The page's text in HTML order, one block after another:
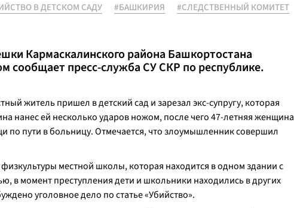
В ДЕТСКОМ САДУ #БАШКИРИЯ #СЛЕДСТВЕННЫЙ КОМИТЕТ
Кармаскалинского района Башкортостана
сообщает пресс-служба СУ СКР по республике.
житель пришел в детский сад и зарезал экс-супругу, которая
нанес ей несколько ударов ножом, после чего 47-летняя женщина
по пути в больницу. Отмечается, что злоумышленник совершил
местной школы, которая находится в одном здании с
в момент преступления дети и школьники находились в других
уголовное дело по статье «Убийство».